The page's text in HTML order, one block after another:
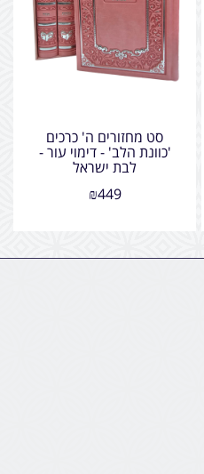
סט מחזורים ה' כרכים
'כוונת הלב' - דימוי עור -
לבת ישראל
₪449